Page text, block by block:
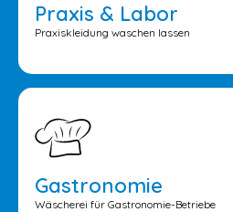
Praxis & Labor
Praxiskleidung waschen lassen
Gastronomie
Wäscherei für Gastronomie-Betriebe